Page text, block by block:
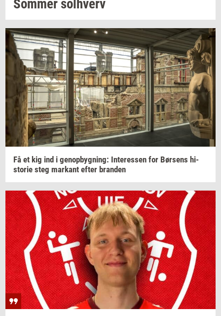
Som­mersol­hverv
Få et kig ind i genop­byg­ning: In­ter­es­sen for Bør­sens hi­
sto­rie steg mar­kant efter bran­den